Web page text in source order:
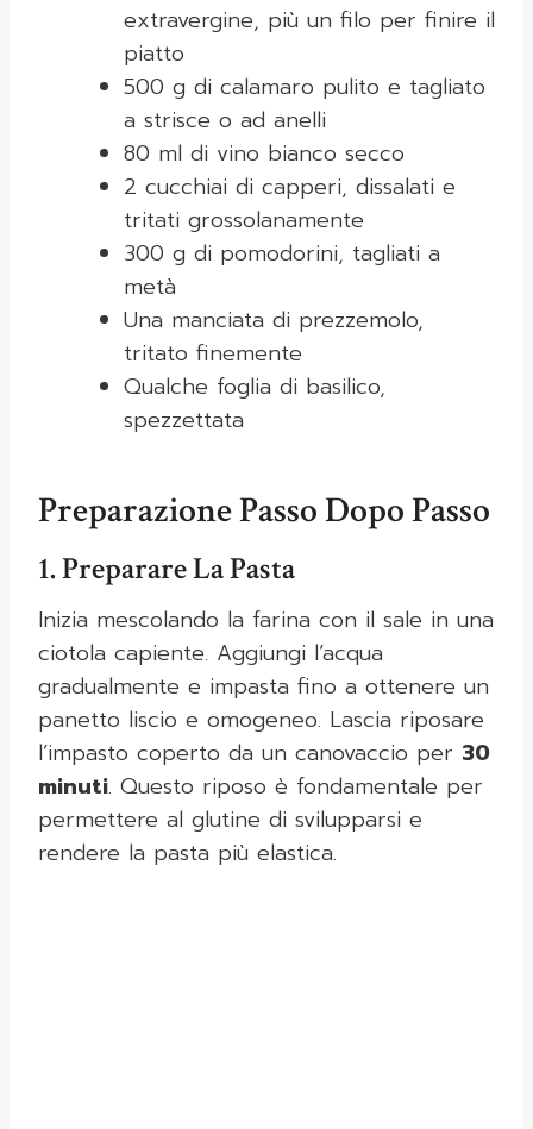
extravergine, più un filo per finire il
piatto
500 g di calamaro pulito e tagliato
a strisce o ad anelli
80 ml di vino bianco secco
2 cucchiai di capperi, dissalati e
tritati grossolanamente
300 g di pomodorini, tagliati a
metà
Una manciata di prezzemolo,
tritato finemente
Qualche foglia di basilico,
spezzettata
Preparazione Passo Dopo Passo
1. Preparare La Pasta
Inizia mescolando la farina con il sale in una
ciotola capiente. Aggiungi l’acqua
gradualmente e impasta fino a ottenere un
panetto liscio e omogeneo. Lascia riposare
l’impasto coperto da un canovaccio per 30
minuti. Questo riposo è fondamentale per
permettere al glutine di svilupparsi e
rendere la pasta più elastica.